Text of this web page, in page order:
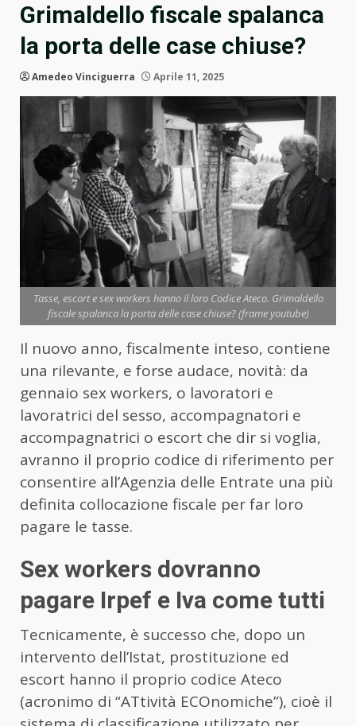
Grimaldello fiscale spalanca
la porta delle case chiuse?
Amedeo Vinciguerra Aprile 11, 2025
Tasse, escort e sex workers hanno il loro Codice Ateco. Grimaldello
fiscale spalanca la porta delle case chiuse? (frame youtube)
Il nuovo anno, fiscalmente inteso, contiene
una rilevante, e forse audace, novità: da
gennaio sex workers, o lavoratori e
lavoratrici del sesso, accompagnatori e
accompagnatrici o escort che dir si voglia,
avranno il proprio codice di riferimento per
consentire all’Agenzia delle Entrate una più
definita collocazione fiscale per far loro
pagare le tasse.
Sex workers dovranno
pagare Irpef e Iva come tutti
Tecnicamente, è successo che, dopo un
intervento dell’Istat, prostituzione ed
escort hanno il proprio codice Ateco
(acronimo di “ATtività ECOnomiche”), cioè il